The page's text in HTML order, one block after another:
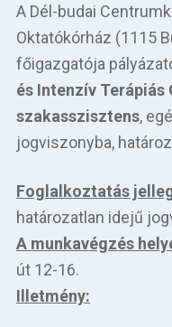
A Dél-budai
Oktatókórház (1115
főigazgatója
és Intenzív
szakasszisztens,
jogviszonyba,
Foglalkoztatás
határozatlan idejű
A munkavégzés
út 12-16.
Illetmény: